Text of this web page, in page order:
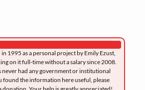
1995 as a personal project by Emily Ezust,
on it full-time without a salary since 2008.
never had any government or institutional
found the information here useful, please